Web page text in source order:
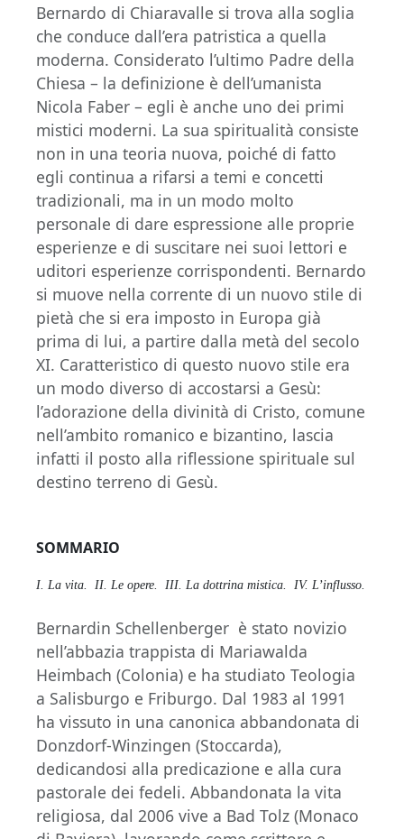
Bernardo di Chiaravalle si trova alla soglia
che conduce dall’era patristica a quella
moderna. Considerato l’ultimo Padre della
Chiesa – la definizione è dell’umanista
Nicola Faber – egli è anche uno dei primi
mistici moderni. La sua spiritualità consiste
non in una teoria nuova, poiché di fatto
egli continua a rifarsi a temi e concetti
tradizionali, ma in un modo molto
personale di dare espressione alle proprie
esperienze e di suscitare nei suoi lettori e
uditori esperienze corrispondenti. Bernardo
si muove nella corrente di un nuovo stile di
pietà che si era imposto in Europa già
prima di lui, a partire dalla metà del secolo
XI. Caratteristico di questo nuovo stile era
un modo diverso di accostarsi a Gesù:
l’adorazione della divinità di Cristo, comune
nell’ambito romanico e bizantino, lascia
infatti il posto alla riflessione spirituale sul
destino terreno di Gesù.
SOMMARIO
I. La vita. II. Le opere. III. La dottrina mistica. IV. L’influsso.
Bernardin Schellenberger è stato novizio
nell’abbazia trappista di Mariawalda
Heimbach (Colonia) e ha studiato Teologia
a Salisburgo e Friburgo. Dal 1983 al 1991
ha vissuto in una canonica abbandonata di
Donzdorf-Winzingen (Stoccarda),
dedicandosi alla predicazione e alla cura
pastorale dei fedeli. Abbandonata la vita
religiosa, dal 2006 vive a Bad Tolz (Monaco